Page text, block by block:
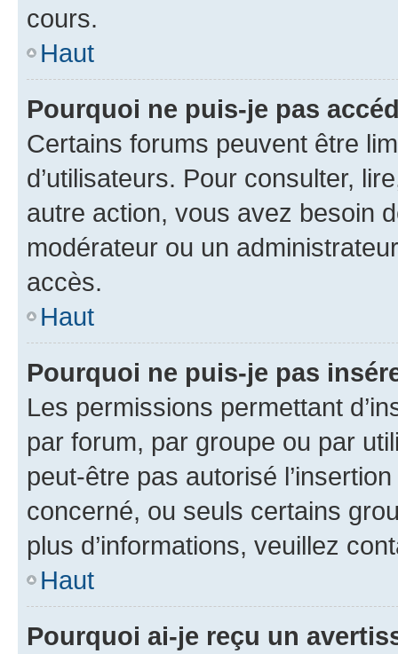
cours.
Haut
Pourquoi ne puis-je pas
Certains forums peuvent être
d’utilisateurs. Pour consulter,
autre action, vous avez besoin
modérateur ou un
accès.
Haut
Pourquoi ne puis-je pas
Les permissions permettant
par forum, par groupe ou par
peut-être pas autorisé
concerné, ou seuls certains
plus d’informations, veuillez
Haut
Pourquoi ai-je reçu un